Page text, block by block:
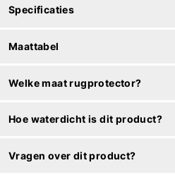
Specificaties
Maattabel
Welke maat rugprotector?
Hoe waterdicht is dit product?
Vragen over dit product?